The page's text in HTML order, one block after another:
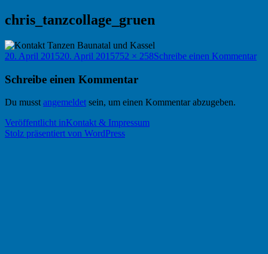
chris_tanzcollage_gruen
Veröffentlicht
20. April 201520. April 2015Originalgröße
752 × 258Schreibe einen Kommentarzu
Schreibe einen Kommentar
Du musst angemeldet sein, um einen Kommentar abzugeben.
Beitragsnavigation
Veröffentlicht inKontakt & Impressum
Stolz präsentiert von WordPress